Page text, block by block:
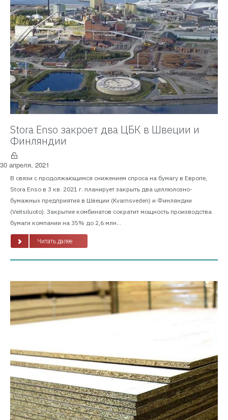
Stora Enso закроет два ЦБК в Швеции и
Финляндии
30 апреля, 2021
В связи с продолжающимся снижением спроса на бумагу в Европе,
Stora Enso в 3 кв. 2021 г. планирует закрыть два целлюлозно-
бумажных предприятия в Швеции (Kvarnsveden) и Финляндии
(Veitsiluoto). Закрытие комбинатов сократит мощность производства
бумаги компании на 35% до 2,6 млн...
Читать далее